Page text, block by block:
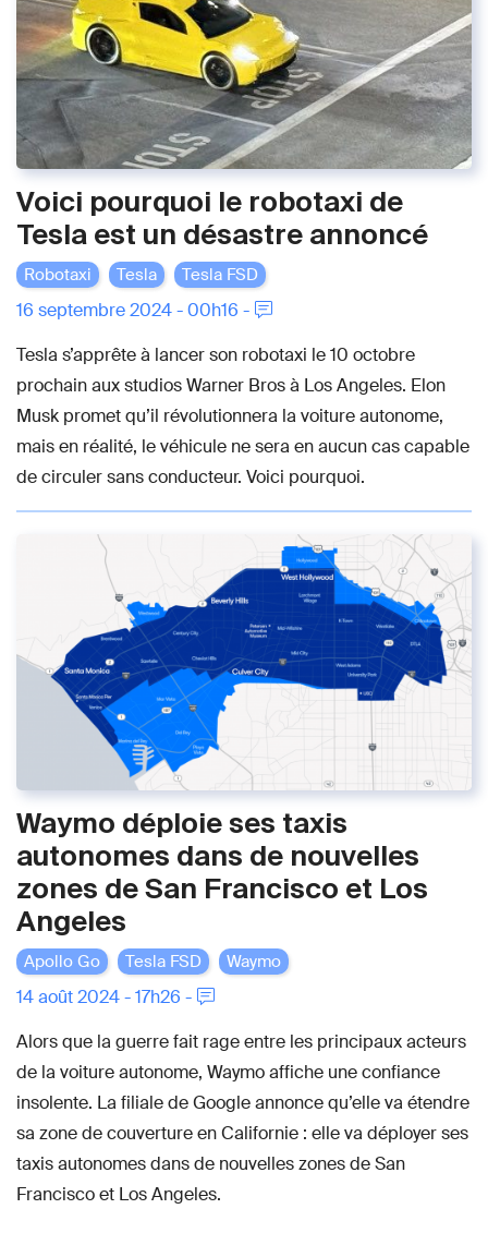
Voici pourquoi le robotaxi de
Tesla est un désastre annoncé
Robotaxi Tesla Tesla FSD
16 septembre 2024 - 00h16 -
Tesla s’apprête à lancer son robotaxi le 10 octobre
prochain aux studios Warner Bros à Los Angeles. Elon
Musk promet qu’il révolutionnera la voiture autonome,
mais en réalité, le véhicule ne sera en aucun cas capable
de circuler sans conducteur. Voici pourquoi.
Waymo déploie ses taxis
autonomes dans de nouvelles
zones de San Francisco et Los
Angeles
Apollo Go Tesla FSD Waymo
14 août 2024 - 17h26 -
Alors que la guerre fait rage entre les principaux acteurs
de la voiture autonome, Waymo affiche une confiance
insolente. La filiale de Google annonce qu’elle va étendre
sa zone de couverture en Californie : elle va déployer ses
taxis autonomes dans de nouvelles zones de San
Francisco et Los Angeles.